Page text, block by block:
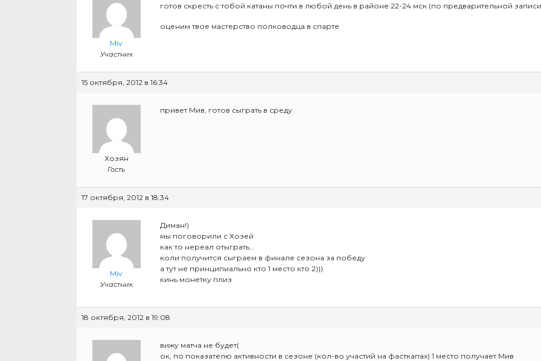
Miv
Участник
готов скресть с тобой катаны почти в любой день в районе 22-24 мск (по предварительной
оценим твое мастерство полководца в спарте
15 октября, 2012 в 16:34
Хозян
Гость
привет Мив, готов сыграть в среду
17 октября, 2012 в 18:34
Miv
Участник
Диман!)
мы поговорили с Хозей
как то нереал отыграть…
коли получится сыграем в финале сезона за победу
а тут не принципиально кто 1 место кто 2)))
кинь монетку плиз
18 октября, 2012 в 19:08
вижу матча не будет(
ок, по показателю активности в сезоне (кол-во участий на фасткапах) 1 место получает Мив